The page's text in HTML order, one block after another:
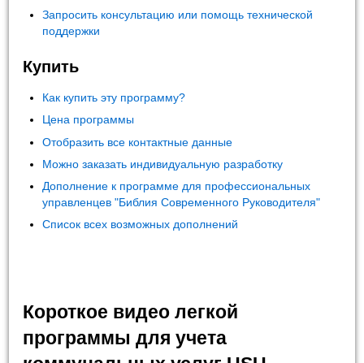
Запросить консультацию или помощь технической
поддержки
Купить
Как купить эту программу?
Цена программы
Отобразить все контактные данные
Можно заказать индивидуальную разработку
Дополнение к программе для профессиональных
управленцев "Библия Современного Руководителя"
Список всех возможных дополнений
Короткое видео легкой
программы для учета